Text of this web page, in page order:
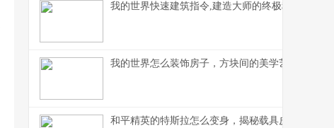
我的世界快速建筑指令,建造大师的终极秘诀,副标
我的世界怎么装饰房子，方块间的美学艺术
和平精英的特斯拉怎么变身，揭秘载具皮肤实战